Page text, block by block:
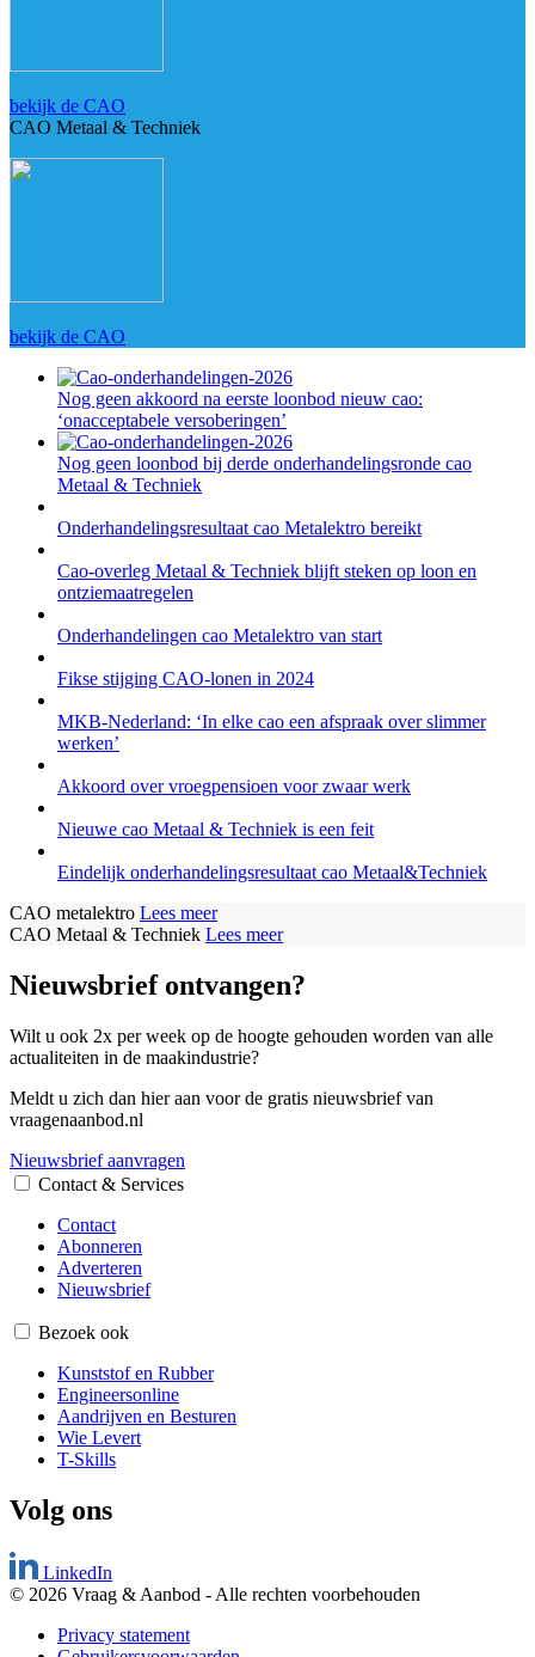
bekijk de CAO
CAO Metaal & Techniek
bekijk de CAO
Nog geen akkoord na eerste loonbod nieuw cao:
‘onacceptabele versoberingen’
Nog geen loonbod bij derde onderhandelingsronde cao
Metaal & Techniek
Onderhandelingsresultaat cao Metalektro bereikt
Cao-overleg Metaal & Techniek blijft steken op loon en
ontziemaatregelen
Onderhandelingen cao Metalektro van start
Fikse stijging CAO-lonen in 2024
MKB-Nederland: ‘In elke cao een afspraak over slimmer
werken’
Akkoord over vroegpensioen voor zwaar werk
Nieuwe cao Metaal & Techniek is een feit
Eindelijk onderhandelingsresultaat cao Metaal&Techniek
CAO metalektro Lees meer
CAO Metaal & Techniek Lees meer
Nieuwsbrief ontvangen?
Wilt u ook 2x per week op de hoogte gehouden worden van alle
actualiteiten in de maakindustrie?
Meldt u zich dan hier aan voor de gratis nieuwsbrief van
vraagenaanbod.nl
Nieuwsbrief aanvragen
Contact & Services
Contact
Abonneren
Adverteren
Nieuwsbrief
Bezoek ook
Kunststof en Rubber
Engineersonline
Aandrijven en Besturen
Wie Levert
T-Skills
Volg ons
LinkedIn
© 2026 Vraag & Aanbod - Alle rechten voorbehouden
Privacy statement